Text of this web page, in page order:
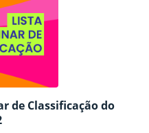
de Classificação do